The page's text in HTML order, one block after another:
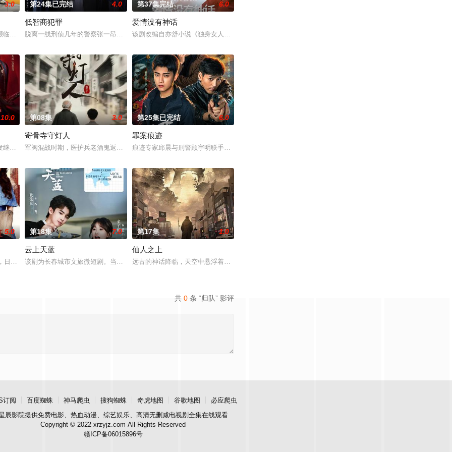
年的现代都市，他因与现代人不同的言行与家国执念引发误会，被女主宋瑶收留，林耀祖口述的
3.0
破裂之际，通过一趟“冷静期旅行”重新审视彼此、找回初心的温情故事。全剧以现实与回忆交织的叙事方式，展现了一段从热烈相守到渐生
第24集已完结 4.0
低智商犯罪
脱离一线刑侦几年的警察张一昂（王骁 饰），因为省厅收到的匿名举报信，被派往三江口调查案件。张一昂到三江口不久就遇到刑警队长被害，张
第37集完结 6.0
爱情没有神话
该剧改编自亦舒小说《独身女人》，讲述了以林展翘（唐嫣 饰）、何韩（赵又廷 饰）为代表的独身男女们，
鹤棣 饰）卷入迷雾。经历波折，两人也曾陷入迷茫与怀疑，最终揭开真相。岁月流转，治愈人生
10.0
位之争。晏清殊遭人陷害被退婚，在家破人亡之际被萧景炎所救。二人结盟回京展开复仇，揭露了陵王和谢家等势力的谋逆罪行。在历经生死
第08集 3.0
寄骨寺守灯人
军阀混战时期，医护兵老酒鬼返乡寄居寄骨寺，救下寡妇如伶，揭穿“山神祭童”阴谋，成为守灯人。他教化浪子冬生，助其破获军火案，救下被作为
第25集已完结 6.0
罪案痕迹
痕迹专家邱晨与刑警顾宇明联手侦破五桩离奇案件，从丈夫离奇死亡到痕迹清道夫，揭开一桩桩人性悲剧。
20天播出平台：芒果tv出品方：芒果tv、大芒剧场联合出品：哆来米传媒、亿品众合制作公
5.0
日伪残酷围剿抗日力量。哈尔滨口琴社实为中共地下情报据点，秦娜带领社员以演奏为掩护，秘密传递情报，开展抗日斗争。日伪突袭据点
第18集 7.0
云上天蓝
该剧为长春城市文旅微短剧。当年奇怪分手的蓝小川（金子璇 饰）与云飞（耿业庭 饰）在航空展重逢，却发现双方父母正在秘密黄昏恋，昔日恋人
第17集 1.0
仙人之上
远古的神话降临，天空中悬浮着废墟的天庭，一位位神明如行尸走肉般麻木的前行。当人类获得“仙人”的赐福
共 0 条 “归队” 影评
订阅 百度蜘蛛 神马爬虫 搜狗蜘蛛 奇虎地图 谷歌地图
必应爬虫
辰影院提供免费电影、热血动漫、综艺娱乐、高清无删减电视剧全集在线观看
Copyright © 2022 xrzyjz.com All Rights Reserved
赣ICP备06015896号